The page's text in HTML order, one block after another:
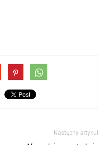
Następny artykuł